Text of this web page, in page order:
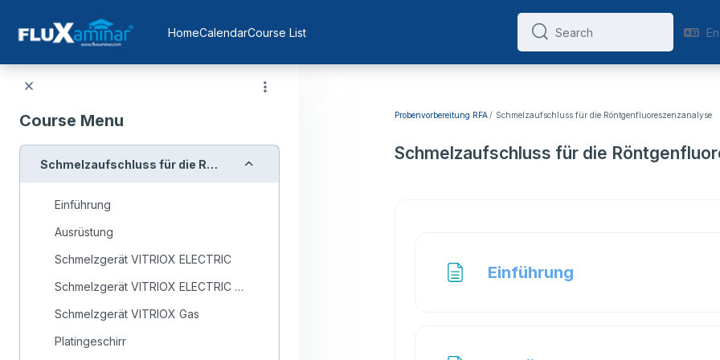
HomeCalendarCourse List
Search
Search
Course Menu
Schmelzaufschluss für die Röntgenfluoreszenzanalyse Collapse
Einführung
Ausrüstung
Schmelzgerät VITRIOX ELECTRIC
Schmelzgerät VITRIOX ELECTRIC 4+ (neu)
Schmelzgerät VITRIOX Gas
Platingeschirr
Probenvorbereitung RFA Schmelzaufschluss für die Röntgenfluoreszenzanalyse
Schmelzaufschluss für die
Einführung